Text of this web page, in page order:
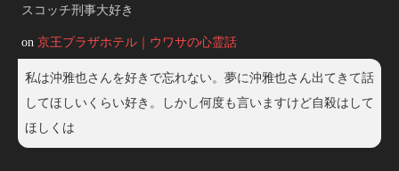
スコッチ刑事大好き
on 京王プラザホテル｜ウワサの心霊話
私は沖雅也さんを好きで忘れない。夢に沖雅也さん出てきて話
してほしいくらい好き。しかし何度も言いますけど自殺はして
ほしくは